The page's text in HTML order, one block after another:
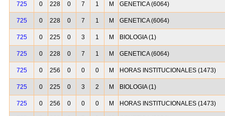
725 0 228 0 7 1 M GENETICA (6064)
725 0 228 0 7 1 M GENETICA (6064)
725 0 225 0 3 1 M BIOLOGIA (1)
725 0 228 0 7 1 M GENETICA (6064)
725 0 256 0 0 0 M HORAS INSTITUCIONALES (1473)
725 0 225 0 3 2 M BIOLOGIA (1)
725 0 256 0 0 0 M HORAS INSTITUCIONALES (1473)